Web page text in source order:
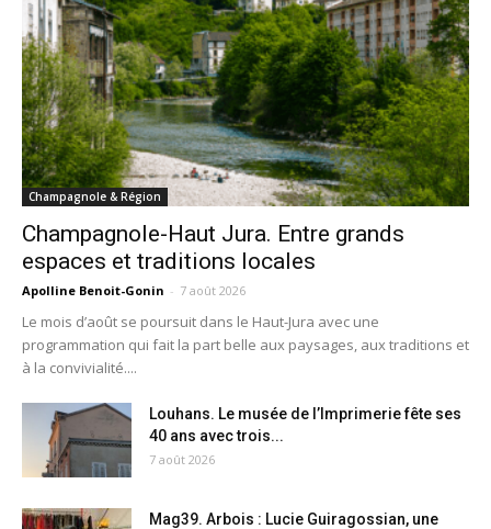
Champagnole & Région
Champagnole-Haut Jura. Entre grands
espaces et traditions locales
Apolline Benoit-Gonin - 7 août 2026
Le mois d’août se poursuit dans le Haut-Jura avec une
programmation qui fait la part belle aux paysages, aux traditions et
à la convivialité....
Louhans. Le musée de l’Imprimerie fête ses
40 ans avec trois...
7 août 2026
Mag39. Arbois : Lucie Guiragossian, une